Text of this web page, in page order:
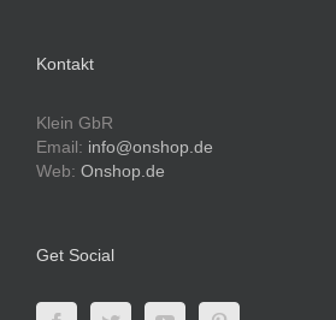
Kontakt
Klein GbR
Email: info@onshop.de
Web: Onshop.de
Get Social